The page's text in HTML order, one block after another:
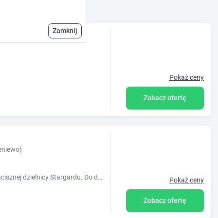
Zamknij
Pokaż ceny
Zobacz ofertę
Przytulny i komfortowy apartament w zacisznej dzielnicy Stargardu. Do dyspozycji są dwie sypialnie oraz salon z aneksem kuchennym, taras. Pokaż ceny
Zobacz ofertę